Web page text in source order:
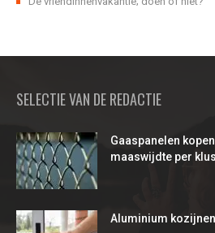
SELECTIE VAN DE REDACTIE
Gaaspanelen
maaswijdte per klus
Aluminium